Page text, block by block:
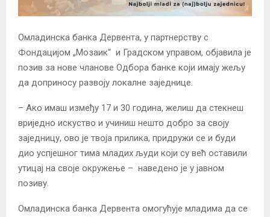
Омладинска банка Дервента, у партнерству с
Фондацијом „Мозаик“ и Градском управом, објавила је
позив за нове чланове Одбора банке који имају жељу
да доприносу развоју локалне заједнице.
– Ако имаш између 17 и 30 година, желиш да стекнеш
вриједно искуство и учиниш нешто добро за своју
заједницу, ово је твоја прилика, придружи се и буди
дио успјешног тима младих људи који су већ оставили
утицај на своје окружење – наведено је у јавном
позиву.
Омладинска банка Дервента омогућује младима да се